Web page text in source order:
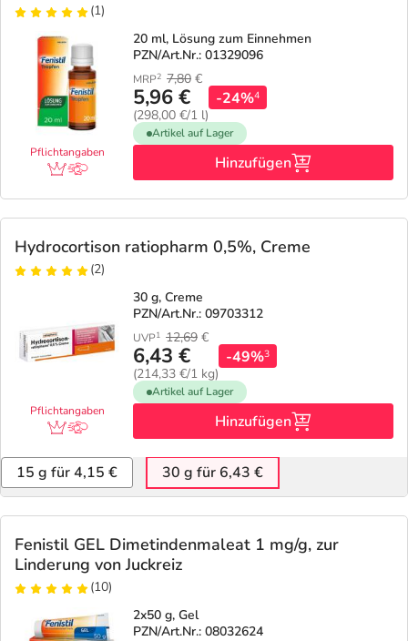
(1)
Pflichtangaben
20 ml, Lösung zum Einnehmen
PZN/Art.Nr.: 01329096
MRP2 7,80 €
5,96 €
(298,00 €/1 l)
-24%4
Artikel auf Lager
Hinzufügen
Hydrocortison ratiopharm 0,5%, Creme
(2)
Pflichtangaben
30 g, Creme
PZN/Art.Nr.: 09703312
UVP1 12,69 €
6,43 €
(214,33 €/1 kg)
-49%3
Artikel auf Lager
Hinzufügen
15 g für 4,15 € 30 g für 6,43 €
Fenistil GEL Dimetindenmaleat 1 mg/g, zur
Linderung von Juckreiz
(10)
2x50 g, Gel
PZN/Art.Nr.: 08032624